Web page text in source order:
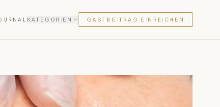
KATEGORIEN GASTBEITRAG EINREICHEN